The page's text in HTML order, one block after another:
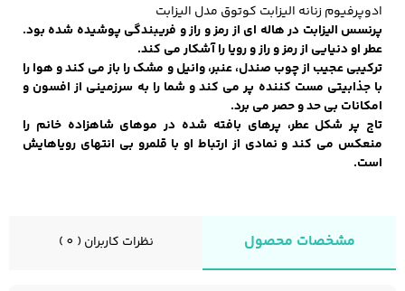
لباس زیر و راحتی
مردانه
لباس زیر مردانه لباس راحتی مردانه
ادوپرفیوم زنانه الیزابت کوتوق مدل الیزابت
پرنسس الیزابت در هاله ای از رمز و راز و فریبندگی پوشیده شده بود.
عطر او دنیایی از رمز و راز و رویا را آشکار می کند.
ترکیبی عجیب از چوب صندل، عنبر، وانیل و مشک را باز می کند و هوا را
با جذابیتی مست کننده پر می کند و شما را به سرزمینی از افسون و
امکانات بی حد و حصر می برد.
تاج پر شکل عطر، پرهای بافته شده در موهای شاهزاده خانم را
منعکس می کند و نمادی از ارتباط او با قلمرو بی انتهای رویاهایش
است.
مشخصات محصول نظرات کاربران ( 0 )